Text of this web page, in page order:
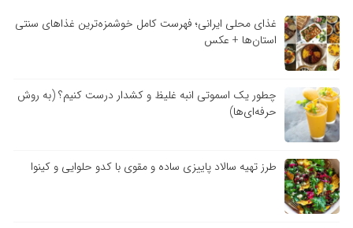
غذای محلی ایرانی؛ فهرست کامل خوشمزه‌ترین غذاهای سنتی
استان‌ها + عکس
چطور یک اسموتی انبه غلیظ و کشدار درست کنیم؟ (به روش
حرفه‌ای‌ها)
طرز تهیه سالاد پاییزی ساده و مقوی با کدو حلوایی و کینوا